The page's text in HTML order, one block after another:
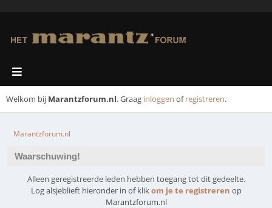
Welkom bij Marantzforum.nl. Graag inloggen ofregistreren.
Marantzforum.nl
Waarschuwing!
Alleen geregistreerde leden hebben toegang tot dit gedeelte.
Log alsjeblieft hieronder in of klikom je te registreren op
Marantzforum.nl